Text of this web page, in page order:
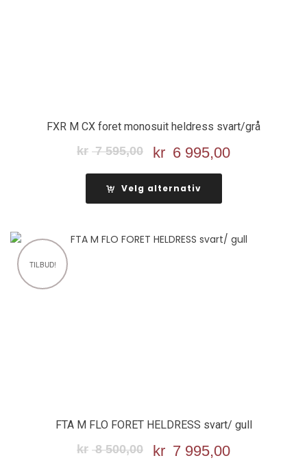
FXR M CX foret monosuit heldress svart/grå
kr 7 595,00
Opprinnelig
pris
var:
kr 7
kr 6 995,00Nåværende
Velg alternativ
TILBUD!
FTA M FLO FORET HELDRESS svart/ gull
kr 8 500,00
Opprinnelig
kr 7 995,00Nåværende